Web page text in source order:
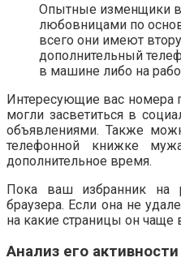
Опытные изменщики
любовницами по
всего они имеют
дополнительный
в машине либо на
Интересующие вас номера
могли засветиться в
объявлениями. Также
телефонной книжке
дополнительное время.
Пока ваш избранник на
браузера. Если она не
на какие страницы он чаще
Анализ его